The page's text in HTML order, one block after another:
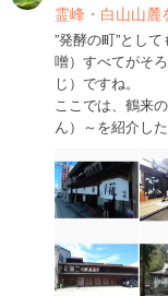
霊峰・白山山麓
”発酵の町”とし
噌）すべてがそ
じ）ですね。
ここでは、鶴来
ん）～を紹介し